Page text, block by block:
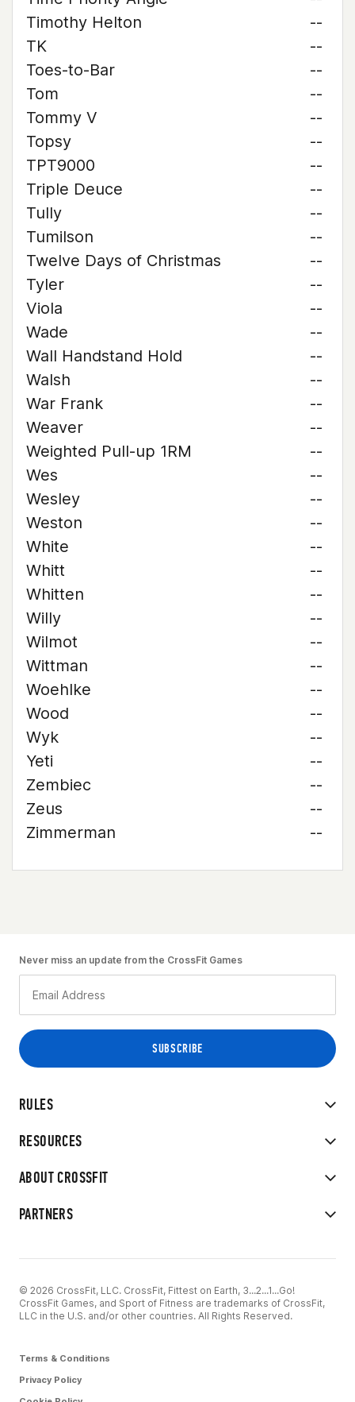
Timothy Helton
--
TK
--
Toes-to-Bar
--
Tom
--
Tommy V
--
Topsy
--
TPT9000
--
Triple Deuce
--
Tully
--
Tumilson
--
Twelve Days of Christmas
--
Tyler
--
Viola
--
Wade
--
Wall Handstand Hold
--
Walsh
--
War Frank
--
Weaver
--
Weighted Pull-up 1RM
--
Wes
--
Wesley
--
Weston
--
White
--
Whitt
--
Whitten
--
Willy
--
Wilmot
--
Wittman
--
Woehlke
--
Wood
--
Wyk
--
Yeti
--
Zembiec
--
Zeus
--
Zimmerman
--
RULES
RESOURCES
ABOUT CROSSFIT
PARTNERS
Never miss an update from the CrossFit Games
© 2026 CrossFit, LLC. CrossFit, Fittest on Earth, 3...2...1...Go!
CrossFit Games, and Sport of Fitness are trademarks of CrossFit,
LLC in the U.S. and/or other countries. All Rights Reserved.
Terms & Conditions
Privacy Policy